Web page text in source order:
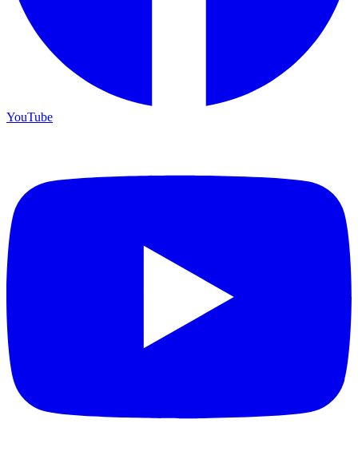
YouTube